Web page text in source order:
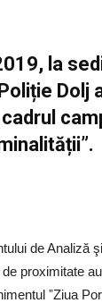
la
Dolj
de Analiză
proximitate
ˮZiua